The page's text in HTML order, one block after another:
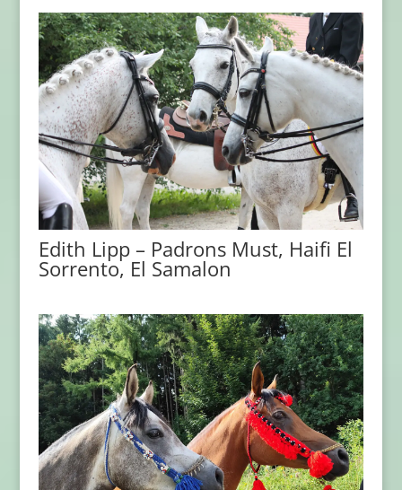
Edith Lipp – Padrons Must, Haifi El
Sorrento, El Samalon